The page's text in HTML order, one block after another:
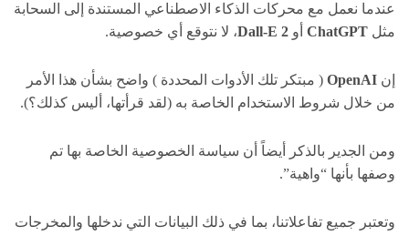
عندما نعمل مع محركات الذكاء الاصطناعي المستندة إلى السحابة
مثل ChatGPT أو Dall-E 2، لا نتوقع أي خصوصية.
إن OpenAI ( مبتكر تلك الأدوات المحددة ) واضح بشأن هذا الأمر
من خلال شروط الاستخدام الخاصة به (لقد قرأتها، أليس كذلك؟).
ومن الجدير بالذكر أيضاً أن سياسة الخصوصية الخاصة بها تم
وصفها بأنها “واهية”.
وتعتبر جميع تفاعلاتنا، بما في ذلك البيانات التي ندخلها والمخرجات